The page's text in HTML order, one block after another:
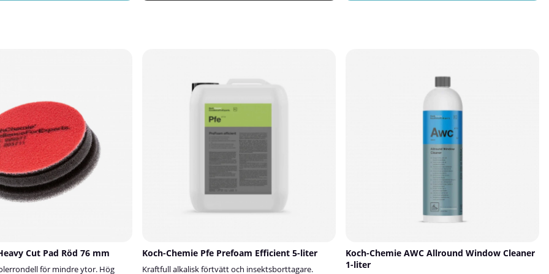
sprickbildning
smidigtBehaglig doft och
applicering med professionellt
godkänd av
och andra
i interiörenSå använder
ett tunt, jämnt lager med
trasa.Låt torka; torka ev. efter med
jämn finish.
kemikalierSpecifikationerStorlek: 10 x 6 x 4
cmMaterial: Melamin
standardgänga 28/400, vilket gör det kompatibelt
med många andra flaskor med samma gängtyp.✅
Fördelar:Medelhög stråle på 1,2 ml per
sprayJusterbart – från nålstråle till fin dimmaPassar
Koch-Chemie Base Cylinder Bottle 1LStandardgänga
28/400Ger jämn och kontrollerad
appliceringSlitstarkt och användarvänligt💡
Tips:Justera munstycket halvvägs för optimal
blandning av precision och bred täckning vid
rengöring av större paneler.
Cut Pad Röd 76 mm
för mindre ytor. Hög
Koch-Chemie Pfe Prefoam Efficient 5-liter
Kraftfull alkalisk förtvätt och insektsborttagare.
Koch-Chemie AWC Allround Window Cleaner
1-liter